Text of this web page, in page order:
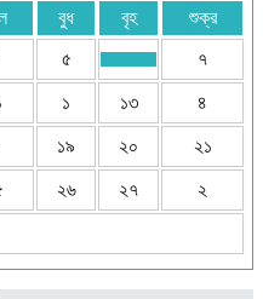
বুধ বৃহ
শুক্র
৫ ৭
১ ১৩ ৪
১৯ ২০ ২১
২৬ ২৭ ২